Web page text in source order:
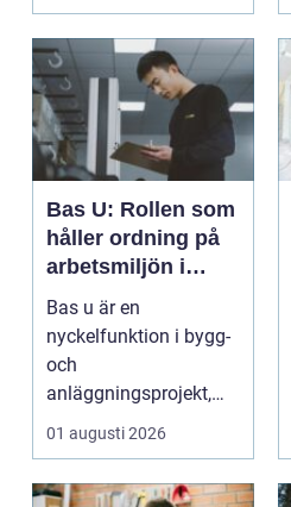
Bas U: Rollen som
håller ordning på
arbetsmiljön i
byggprojekt
Bas u är en
nyckelfunktion i bygg-
och
anläggningsprojekt,
med ansvar för att
arbetsm...
01 augusti 2026